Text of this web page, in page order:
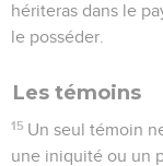
hériteras dans le
le posséder.
Les témoins
15 Un seul témoin
une iniquité ou un